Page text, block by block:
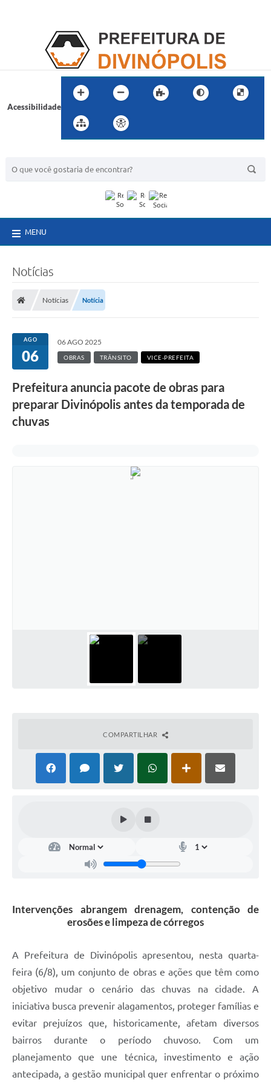
Acessibilidade
MENU
Notícias
Notícias Notícia
AGO
06
06 AGO 2025
OBRAS TRÂNSITO VICE-PREFEITA
Prefeitura anuncia pacote de obras para
preparar Divinópolis antes da temporada de
chuvas
COMPARTILHAR
Intervenções abrangem drenagem, contenção de
erosões e limpeza de córregos
A Prefeitura de Divinópolis apresentou, nesta quarta-
feira (6/8), um conjunto de obras e ações que têm como
objetivo mudar o cenário das chuvas na cidade. A
iniciativa busca prevenir alagamentos, proteger famílias e
evitar prejuízos que, historicamente, afetam diversos
bairros durante o período chuvoso. Com um
planejamento que une técnica, investimento e ação
antecipada, a gestão municipal quer enfrentar o próximo